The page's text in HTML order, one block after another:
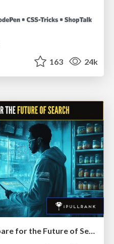
163 24k
SEO in 2025: How to Prepare for the Future of Search